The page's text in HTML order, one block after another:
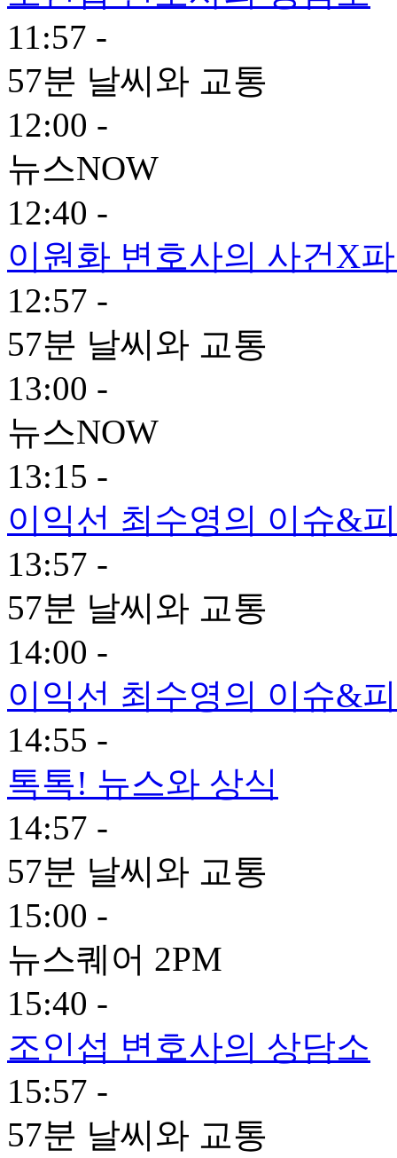
11:57 -
57분 날씨와 교통
12:00 -
뉴스NOW
12:40 -
이원화 변호사의 사건X
12:57 -
57분 날씨와 교통
13:00 -
뉴스NOW
13:15 -
이익선 최수영의 이슈&
13:57 -
57분 날씨와 교통
14:00 -
이익선 최수영의 이슈&
14:55 -
톡톡! 뉴스와 상식
14:57 -
57분 날씨와 교통
15:00 -
뉴스퀘어 2PM
15:40 -
조인섭 변호사의 상담소
15:57 -
57분 날씨와 교통